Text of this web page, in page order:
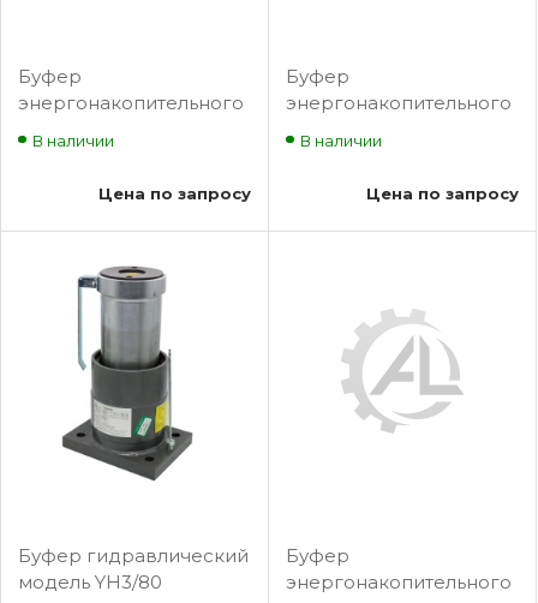
Буфер
энергонакопительного
В наличии
Цена по запросу
Буфер
энергонакопительного
01 (125*160)
В наличии
Цена по запросу
Буфер гидравлический
модель YH3/80
Буфер
энергонакопительного